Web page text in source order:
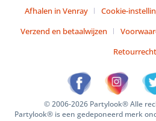
Afhalen in Venray Cookie-
Verzend en betaalwijzen
Retourrecht
© 2006-2026 Partylook® Alle
Partylook® is een gedeponeerd merk